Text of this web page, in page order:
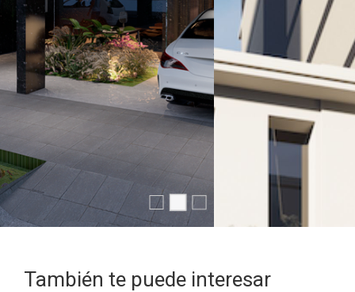
También te puede interesar